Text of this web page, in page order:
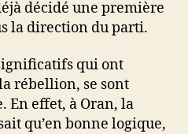
décidé une première
la direction du parti.
qui ont
rébellion, se sont
En effet, à Oran, la
qu’en bonne logique,